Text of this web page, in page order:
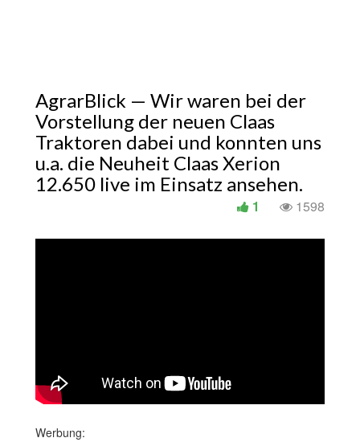
AgrarBlick — Wir waren bei der
Vorstellung der neuen Claas
Traktoren dabei und konnten uns
u.a. die Neuheit Claas Xerion
12.650 live im Einsatz ansehen.
1598
1
Werbung: